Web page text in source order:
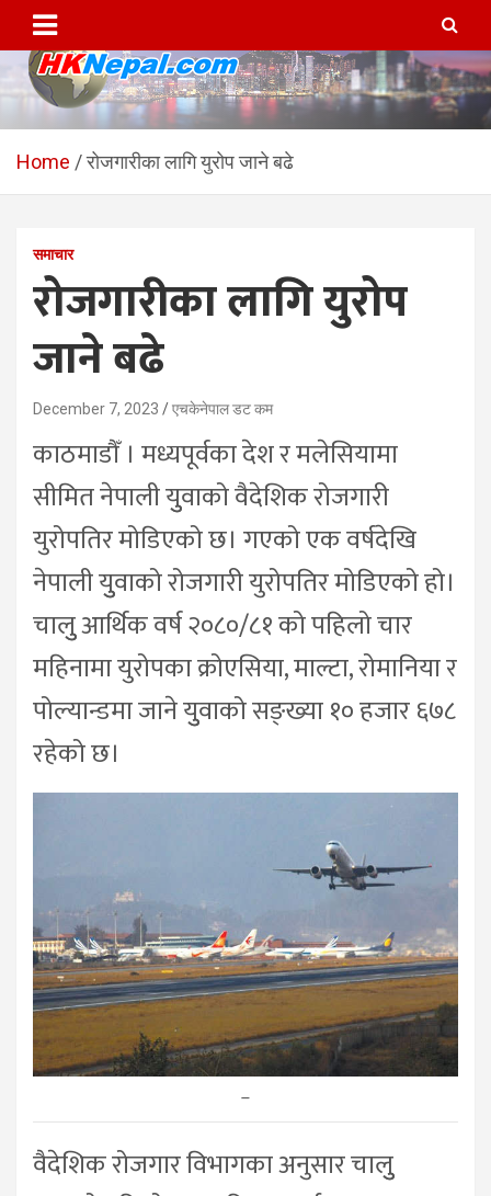
content
HKNepal.com – हङकङबाट
सञ्चालित पहिलो नेपाली अनलाईन
hknepal, hknepal.com, hk nepal, hk nepal com
Home रोजगारीका लागि युरोप जाने बढे
समाचार
रोजगारीका लागि युरोप
जाने बढे
December 7, 2023 एचकेनेपाल डट कम
काठमाडौँ । मध्यपूर्वका देश र मलेसियामा
सीमित नेपाली युुवाको वैदेशिक रोजगारी
युरोपतिर मोडिएको छ। गएको एक वर्षदेखि
नेपाली युुवाको रोजगारी युरोपतिर मोडिएको हो।
चालुु आर्थिक वर्ष २०८०/८१ को पहिलो चार
महिनामा युरोपका क्रोएसिया, माल्टा, रोमानिया र
पोल्यान्डमा जाने युुवाको सङ्ख्या १० हजार ६७८
रहेको छ।
–
वैदेशिक रोजगार विभागका अनुसार चालुु